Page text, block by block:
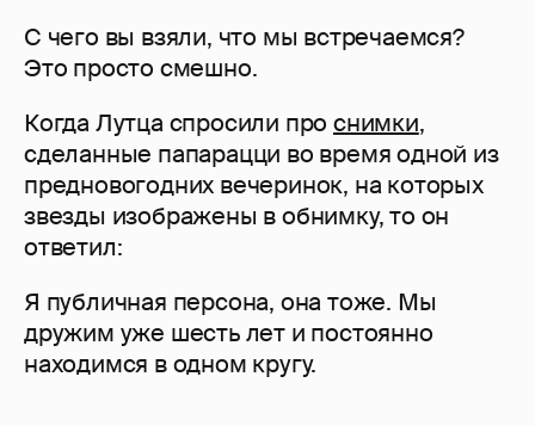
С чего вы взяли, что мы встречаемся?
Это просто смешно.
Когда Лутца спросили проснимки,
сделанные папарацци во время одной из
предновогодних вечеринок, на которых
звезды изображены в обнимку, то он
ответил:
Я публичная персона, она тоже. Мы
дружим уже шесть лет и постоянно
находимся в одном кругу.